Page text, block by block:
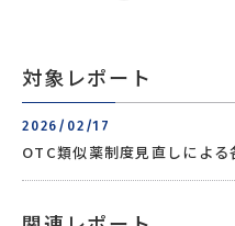
対象レポート
2026/02/17
OTC類似薬制度見直しによ